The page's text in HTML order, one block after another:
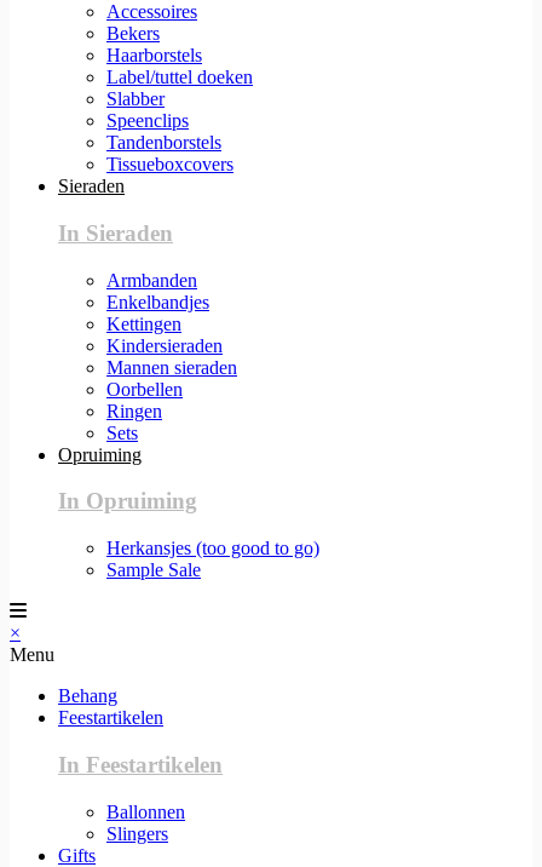
Accessoires
Bekers
Haarborstels
Label/tuttel doeken
Slabber
Speenclips
Tandenborstels
Tissueboxcovers
Sieraden
In Sieraden
Armbanden
Enkelbandjes
Kettingen
Kindersieraden
Mannen sieraden
Oorbellen
Ringen
Sets
Opruiming
In Opruiming
Herkansjes (too good to go)
Sample Sale
×
Menu
Behang
Feestartikelen
In Feestartikelen
Ballonnen
Slingers
Gifts